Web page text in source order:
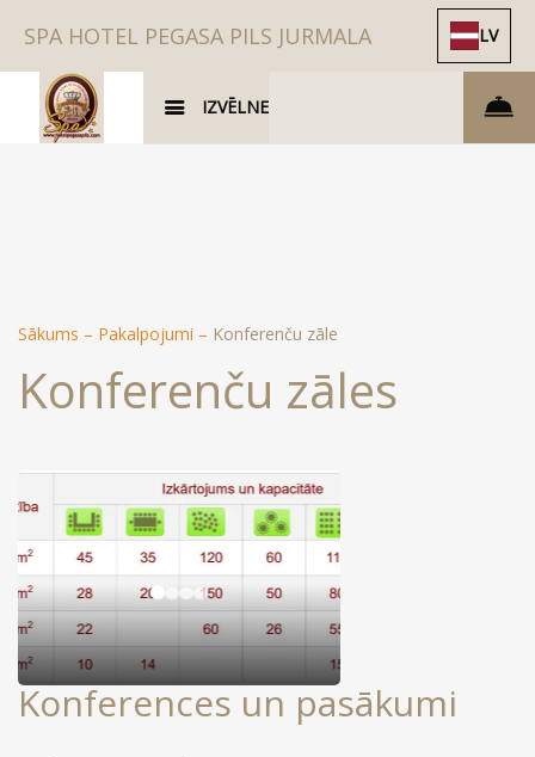
SPA HOTEL PEGASA PILS JURMALA LV
IZVĒLNE
Sākums – Pakalpojumi – Konferenču zāle
Konferenču zāles
Konferences un pasākumi